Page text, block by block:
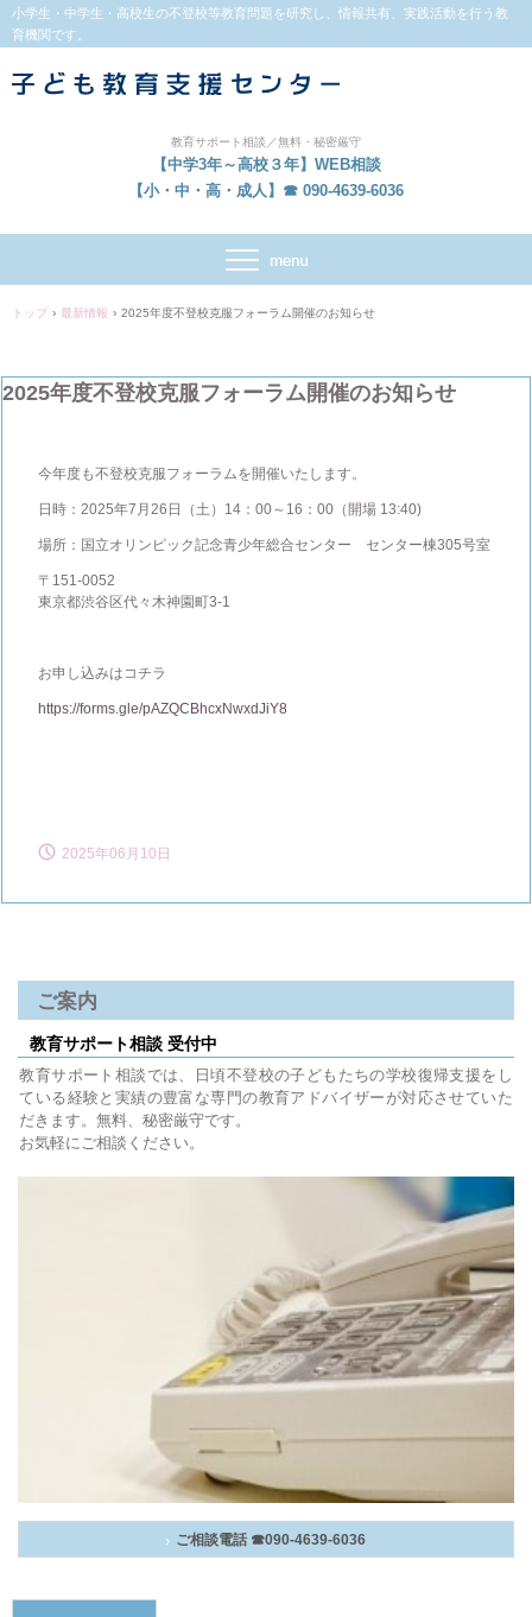
小学生・中学生・高校生の不登校等教育問題を研究し、情報共有、実践活動を行う教
育機関です。
教育サポート相談／無料・秘密厳守
【中学3年～高校３年】WEB相談
【小・中・高・成人】☎ 090-4639-6036
トップ › 最新情報 › 2025年度不登校克服フォーラム開催のお知らせ
2025年度不登校克服フォーラム開催のお知らせ
今年度も不登校克服フォーラムを開催いたします。
日時：2025年7月26日（土）14：00～16：00（開場 13:40)
場所：国立オリンピック記念青少年総合センター センター棟305号室
〒151-0052
東京都渋谷区代々木神園町3-1
お申し込みはコチラ
https://forms.gle/pAZQCBhcxNwxdJiY8
2025年06月10日
ご案内
教育サポート相談 受付中
教育サポート相談では、日頃不登校の子どもたちの学校復帰支援をし
ている経験と実績の豊富な専門の教育アドバイザーが対応させていた
だきます。無料、秘密厳守です。
お気軽にご相談ください。
ご相談電話 ☎090-4639-6036